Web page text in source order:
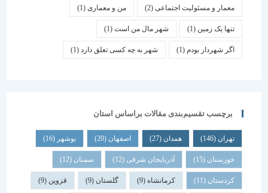
معمار و مسئولیت اجتماعی (2) من و معماری (1)
تنها یک زمین(1) شهر مال من است(1)
اگر شهردار بودم (1) شهر به چه کسی تعلق دارد(1)
برچسب تقسیم‌بندی مقالات براساس استان
همدان اصفهان (20) بوشهر
خوزستان(15) آذربایجان شرقی(12) سمنان (12)
کردستان(11) کرمانشاه(9) گلستان (9) قزوین